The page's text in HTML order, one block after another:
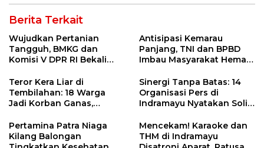
Berita Terkait
Wujudkan Pertanian
Tangguh, BMKG dan
Komisi V DPR RI Bekali
Sekolah Lapang Iklim
Antisipasi Kemarau
Panjang, TNI dan BPBD
Imbau Masyarakat Hemat
Kebakaran
Teror Kera Liar di
Tembilahan: 18 Warga
Jadi Korban Ganas,
12 Jahitan!
Sinergi Tanpa Batas: 14
Organisasi Pers di
Indramayu Nyatakan Solid
Pertamina Patra Niaga
Kilang Balongan
Mencekam! Karaoke dan
THM di Indramayu